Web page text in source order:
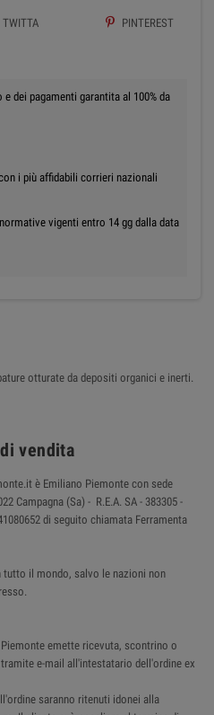
TWITTA PINTEREST
dei pagamenti garantita al 100% da
i più affidabili corrieri nazionali
vigenti entro 14 gg dalla data
otturate da depositi organici e inerti.
vendita
è Emiliano Piemonte con sede
Campagna (Sa) - R.E.A. SA - 383305 -
di seguito chiamata Ferramenta
tutto il mondo, salvo le nazioni non
emette ricevuta, scontrino o
e-mail all'intestatario dell'ordine ex
saranno ritenuti idonei alla